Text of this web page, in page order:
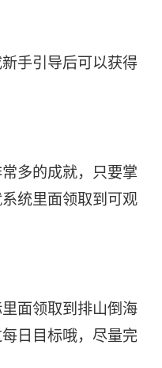
手引导后可以获得
多的成就，只要掌
统里面领取到可观
面领取到排山倒海
日目标哦，尽量完